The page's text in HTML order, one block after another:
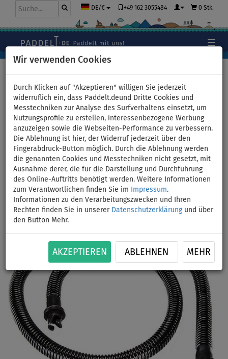
Wir verwenden Cookies
Durch Klicken auf "Akzeptieren" willigen Sie jederzeit
widerruflich ein, dass Paddelt.deund Dritte Cookies und
Messtechniken zur Analyse des Surfverhaltens einsetzt, um
Nutzungsprofile zu erstellen, interessenbezogene Werbung
anzuzeigen sowie die Webseiten-Performance zu verbessern.
Die Ablehnung ist hier, der Widerruf jederzeit über den
Fingerabdruck-Button möglich. Durch die Ablehnung werden
die genannten Cookies und Messtechniken nicht gesetzt, mit
Ausnahme derer, die für die Darstellung und Durchführung
des Online-Auftritts benötigt werden. Weitere Informationen
zum Verantwortlichen finden Sie im
Impressum.
Informationen zu den Verarbeitungszwecken und Ihren
Rechten finden Sie in unserer Datenschutzerklärungund über
den Button Mehr.
AKZEPTIEREN ABLEHNEN MEHR
DE/€ +49 162 3055484 0 Stk.
Schlauch AQUA MARINA für
Double Action Pumpe V1 für
SUP Boards